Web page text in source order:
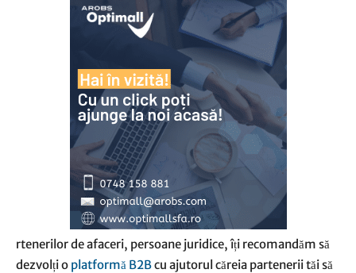
rtenerilor de afaceri, persoane juridice, îți recomandăm să
dezvolți o platformă B2Bcu ajutorul căreia partenerii tăi să